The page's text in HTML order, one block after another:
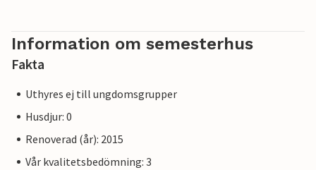
skämt!).
Information om semesterhus
Fakta
Uthyres ej till ungdomsgrupper
Husdjur: 0
Renoverad (år): 2015
Vår kvalitetsbedömning: 3